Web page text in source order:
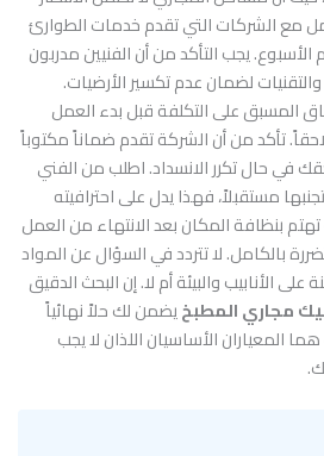
مع الشركات التي تقدم خدمات الطوارئ
أيام الأسبوع. يجب التأكد من أن الفنيين مدربون
لضمان عدم تكسير الأرضيات.
المسبق على التكلفة قبل بدء العمل
تأكد من أن الشركة تقدم ضماناً مكتوباً
في حال تكرر الانسداد. اطلب من الفني
مستقبلاً، فهذا يدل على احترافيته
بنظافة المكان بعد الانتهاء من العمل
بالكامل. لا تتردد في السؤال عن المواد
الأنابيب والبيئة أم لا. إن البحث الدقيق
مجاري المطبخيضمن لك حلاً نهائياً
المعياران الأساسيان اللذان لا يجب